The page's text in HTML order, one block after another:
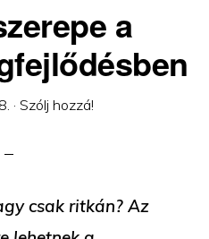
a
· Szólj hozzá!
csak ritkán? Az